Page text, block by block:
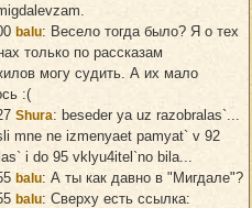
balu: Весело тогда было? Я о тех
только по рассказам
могу судить. А их мало
:(
Shura: beseder ya uz razobralas`...
mne ne izmenyaet pamyat` v 92
i do 95 vklyu4itel`no bila...
balu: А ты как давно в "Мигдале"?
balu: Сверху есть ссылка: